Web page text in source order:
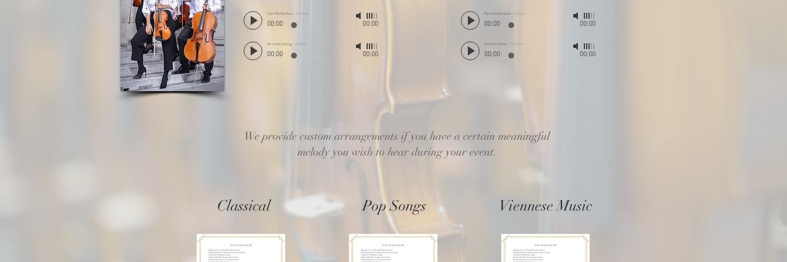
Classical Pop Songs Viennese Music
Over The Rainbow - J.Garland
00:00 00:00
Air on the G string - J.S.Bach
00:00 00:00
Fly me to the moon - F.Sinatra
00:00 00:00
Por Una Cabeza - C.Gardel
00:00 00:00
We provide custom arrangements if you have a certain meaningful
melody you wish to hear during your event.